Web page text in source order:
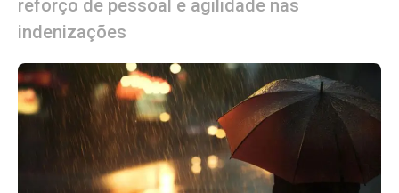
reforço de pessoal e agilidade nas
indenizações